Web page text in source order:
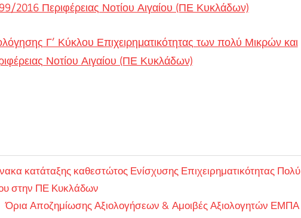
2016 Περιφέρειας Νοτίου Αιγαίου (ΠΕ Κυκλάδων)
Γ’ Κύκλου Επιχειρηματικότητας των πολύ Μικρών και
Νοτίου Αιγαίου (ΠΕ Κυκλάδων)
κατάταξης καθεστώτος Ενίσχυσης Επιχειρηματικότητας Πολύ
στην ΠΕ Κυκλάδων
Next
Όρια Αποζημίωσης Αξιολογήσεων & Αμοιβές Αξιολογητών ΕΜΠΑ